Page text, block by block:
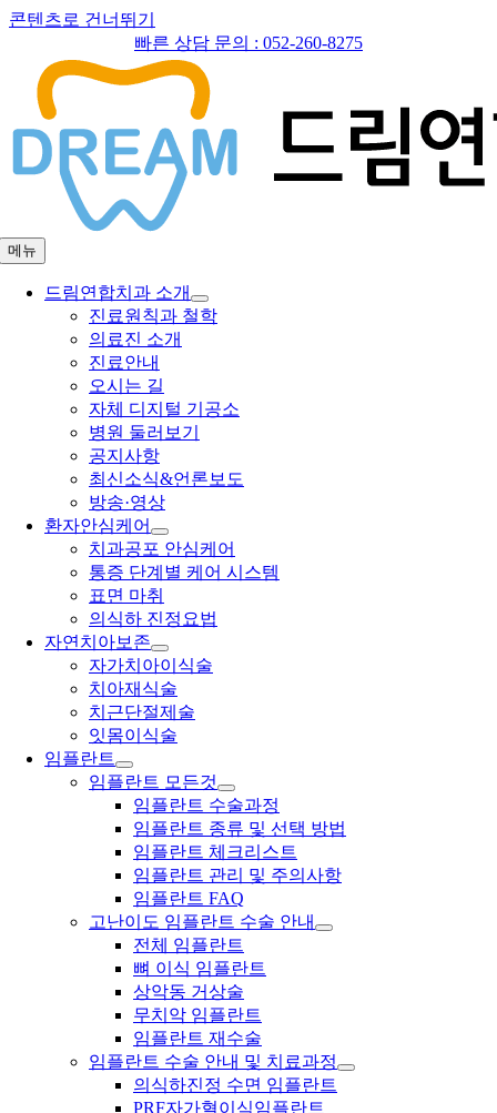
콘텐츠로 건너뛰기
빠른 상담 문의 : 052-260-8275
메뉴
드림연합치과 소개
진료원칙과 철학
의료진 소개
진료안내
오시는 길
자체 디지털 기공소
병원 둘러보기
공지사항
최신소식&언론보도
방송·영상
환자안심케어
치과공포 안심케어
통증 단계별 케어 시스템
표면 마취
의식하 진정요법
자연치아보존
자가치아이식술
치아재식술
치근단절제술
잇몸이식술
임플란트
임플란트 모든것
임플란트 수술과정
임플란트 종류 및 선택 방법
임플란트 체크리스트
임플란트 관리 및 주의사항
임플란트 FAQ
고난이도 임플란트 수술 안내
전체 임플란트
뼈 이식 임플란트
상악동 거상술
무치악 임플란트
임플란트 재수술
임플란트 수술 안내 및 치료과정
의식하진정 수면 임플란트
PRF자가혈이식임플란트